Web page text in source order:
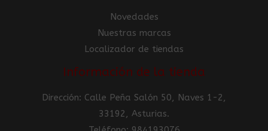
Novedades
Nuestras marcas
Localizador de tiendas
Información de la tienda
Dirección: Calle Peña Salón 50, Naves 1-2,
33192, Asturias.